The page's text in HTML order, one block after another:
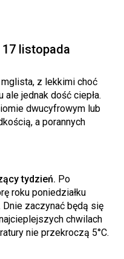
17 listopada
z lekkimi choć
jednak dość ciepła.
dwucyfrowym lub
a porannych
tydzień. Po
roku poniedziałku
Dnie zaczynać będą się
chwilach
nie przekroczą 5°C.